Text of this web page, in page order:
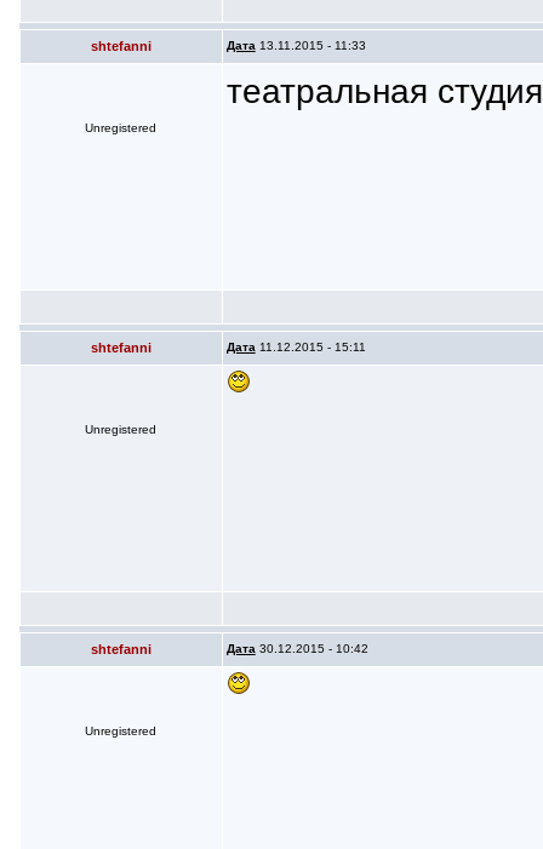
shtefanni Дата 13.11.2015 - 11:33
Unregistered
театральная
shtefanni Дата 11.12.2015 - 15:11
Unregistered
shtefanni Дата 30.12.2015 - 10:42
Unregistered